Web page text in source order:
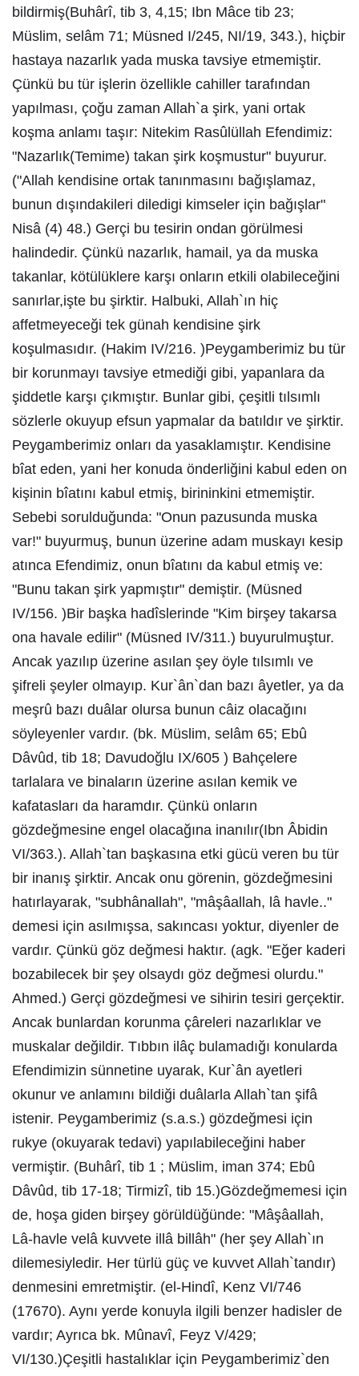
bildirmiş(Buhârî, tib 3, 4,15; Ibn Mâce tib 23;
Müslim, selâm 71; Müsned I/245, NI/19, 343.), hiçbir
hastaya nazarlık yada muska tavsiye etmemiştir.
Çünkü bu tür işlerin özellikle cahiller tarafından
yapılması, çoğu zaman Allah`a şirk, yani ortak
koşma anlamı taşır: Nitekim Rasûlüllah Efendimiz:
"Nazarlık(Temime) takan şirk koşmustur" buyurur.
("Allah kendisine ortak tanınmasını bağışlamaz,
bunun dışındakileri diledigi kimseler için bağışlar"
Nisâ (4) 48.) Gerçi bu tesirin ondan görülmesi
halindedir. Çünkü nazarlık, hamail, ya da muska
takanlar, kötülüklere karşı onların etkili olabileceğini
sanırlar,işte bu şirktir. Halbuki, Allah`ın hiç
affetmeyeceği tek günah kendisine şirk
koşulmasıdır. (Hakim IV/216. )Peygamberimiz bu tür
bir korunmayı tavsiye etmediği gibi, yapanlara da
şiddetle karşı çıkmıştır. Bunlar gibi, çeşitli tılsımlı
sözlerle okuyup efsun yapmalar da batıldır ve şirktir.
Peygamberimiz onları da yasaklamıştır. Kendisine
bîat eden, yani her konuda önderliğini kabul eden on
kişinin bîatını kabul etmiş, birininkini etmemiştir.
Sebebi sorulduğunda: "Onun pazusunda muska
var!" buyurmuş, bunun üzerine adam muskayı kesip
atınca Efendimiz, onun bîatını da kabul etmiş ve:
"Bunu takan şirk yapmıştır" demiştir. (Müsned
IV/156. )Bir başka hadîslerinde "Kim birşey takarsa
ona havale edilir" (Müsned IV/311.) buyurulmuştur.
Ancak yazılıp üzerine asılan şey öyle tılsımlı ve
şifreli şeyler olmayıp. Kur`ân`dan bazı âyetler, ya da
meşrû bazı duâlar olursa bunun câiz olacağını
söyleyenler vardır. (bk. Müslim, selâm 65; Ebû
Dâvûd, tib 18; Davudoğlu IX/605 ) Bahçelere
tarlalara ve binaların üzerine asılan kemik ve
kafatasları da haramdır. Çünkü onların
gözdeğmesine engel olacağına inanılır(Ibn Âbidin
VI/363.). Allah`tan başkasına etki gücü veren bu tür
bir inanış şirktir. Ancak onu görenin, gözdeğmesini
hatırlayarak, "subhânallah", "mâşâallah, lâ havle.."
demesi için asılmışsa, sakıncası yoktur, diyenler de
vardır. Çünkü göz değmesi haktır. (agk. "Eğer kaderi
bozabilecek bir şey olsaydı göz değmesi olurdu."
Ahmed.) Gerçi gözdeğmesi ve sihirin tesiri gerçektir.
Ancak bunlardan korunma çâreleri nazarlıklar ve
muskalar değildir. Tıbbın ilâç bulamadığı konularda
Efendimizin sünnetine uyarak, Kur`ân ayetleri
okunur ve anlamını bildiği duâlarla Allah`tan şifâ
istenir. Peygamberimiz (s.a.s.) gözdeğmesi için
rukye (okuyarak tedavi) yapılabileceğini haber
vermiştir. (Buhârî, tib 1 ; Müslim, iman 374; Ebû
Dâvûd, tib 17-18; Tirmizî, tib 15.)Gözdeğmemesi için
de, hoşa giden birşey görüldüğünde: "Mâşâallah,
Lâ-havle velâ kuvvete illâ billâh" (her şey Allah`ın
dilemesiyledir. Her türlü güç ve kuvvet Allah`tandır)
denmesini emretmiştir. (el-Hindî, Kenz VI/746
(17670). Aynı yerde konuyla ilgili benzer hadisler de
vardır; Ayrıca bk. Mûnavî, Feyz V/429;
VI/130.)Çeşitli hastalıklar için Peygamberimiz`den